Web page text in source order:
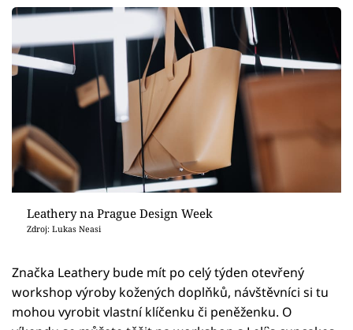
Leathery na Prague Design Week
Zdroj: Lukas Neasi
Značka Leathery bude mít po celý týden otevřený
workshop výroby kožených doplňků, návštěvníci si tu
mohou vyrobit vlastní klíčenku či peněženku. O